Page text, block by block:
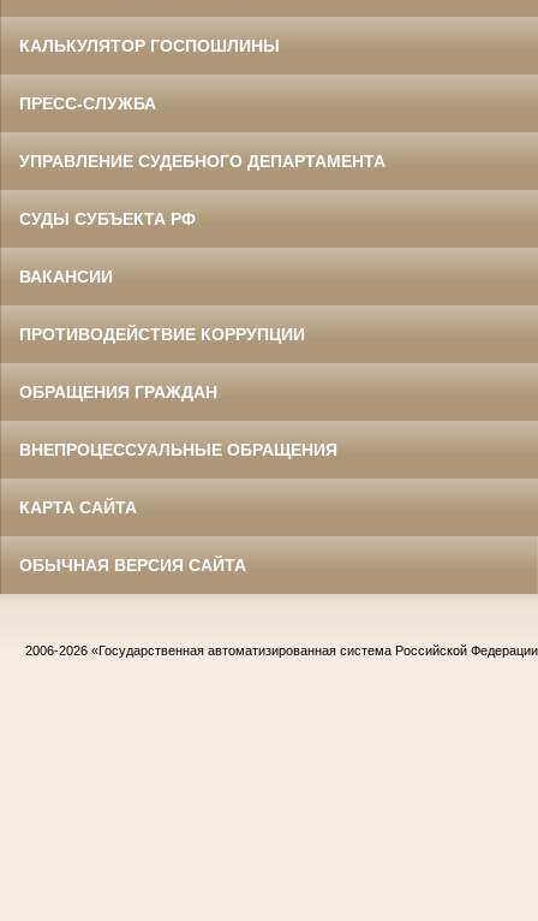
КАЛЬКУЛЯТОР ГОСПОШЛИНЫ
ПРЕСС-СЛУЖБА
УПРАВЛЕНИЕ СУДЕБНОГО ДЕПАРТАМЕНТА
СУДЫ СУБЪЕКТА РФ
ВАКАНСИИ
ПРОТИВОДЕЙСТВИЕ КОРРУПЦИИ
ОБРАЩЕНИЯ ГРАЖДАН
ВНЕПРОЦЕССУАЛЬНЫЕ ОБРАЩЕНИЯ
КАРТА САЙТА
ОБЫЧНАЯ ВЕРСИЯ САЙТА
2006-2026 «Государственная автоматизированная система Российской